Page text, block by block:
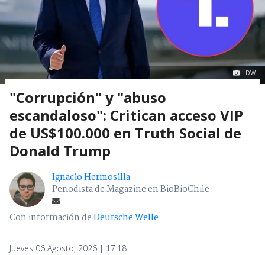
DW
"Corrupción" y "abuso
escandaloso": Critican acceso VIP
de US$100.000 en Truth Social de
Donald Trump
Ignacio Hermosilla
Periodista de Magazine en BioBioChile
Con información deDeutsche Welle
Jueves 06 Agosto, 2026 | 17:18